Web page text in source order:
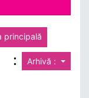
principală
Arhivă :
: